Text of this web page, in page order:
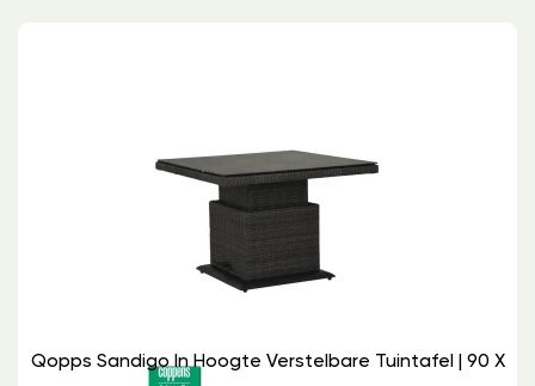
Qopps Sandigo In Hoogte Verstelbare Tuintafel | 90 X